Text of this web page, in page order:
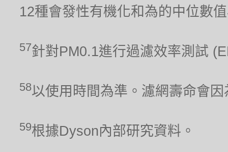
12種會發性有機化和為的中位數
57針對PM0.1進行過濾效率測試
58以使用時間為準。濾網壽命會
59根據Dyson內部研究資料。